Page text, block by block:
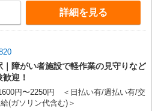
詳細を見る
｜障がい者施設で軽作業の見守りなど
歓迎！
円〜2250円 ＜日払い有/週払い有/交
(ガソリン代含む)＞